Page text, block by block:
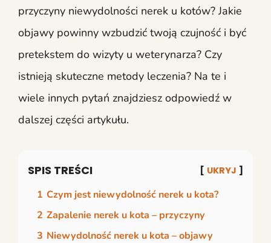
przyczyny niewydolności nerek u kotów? Jakie
objawy powinny wzbudzić twoją czujność i być
pretekstem do wizyty u weterynarza? Czy
istnieją skuteczne metody leczenia? Na te i
wiele innych pytań znajdziesz odpowiedź w
dalszej części artykułu.
SPIS TREŚCI UKRYJ
1 Czym jest niewydolność nerek u kota?
2 Zapalenie nerek u kota – przyczyny
3 Niewydolność nerek u kota – objawy